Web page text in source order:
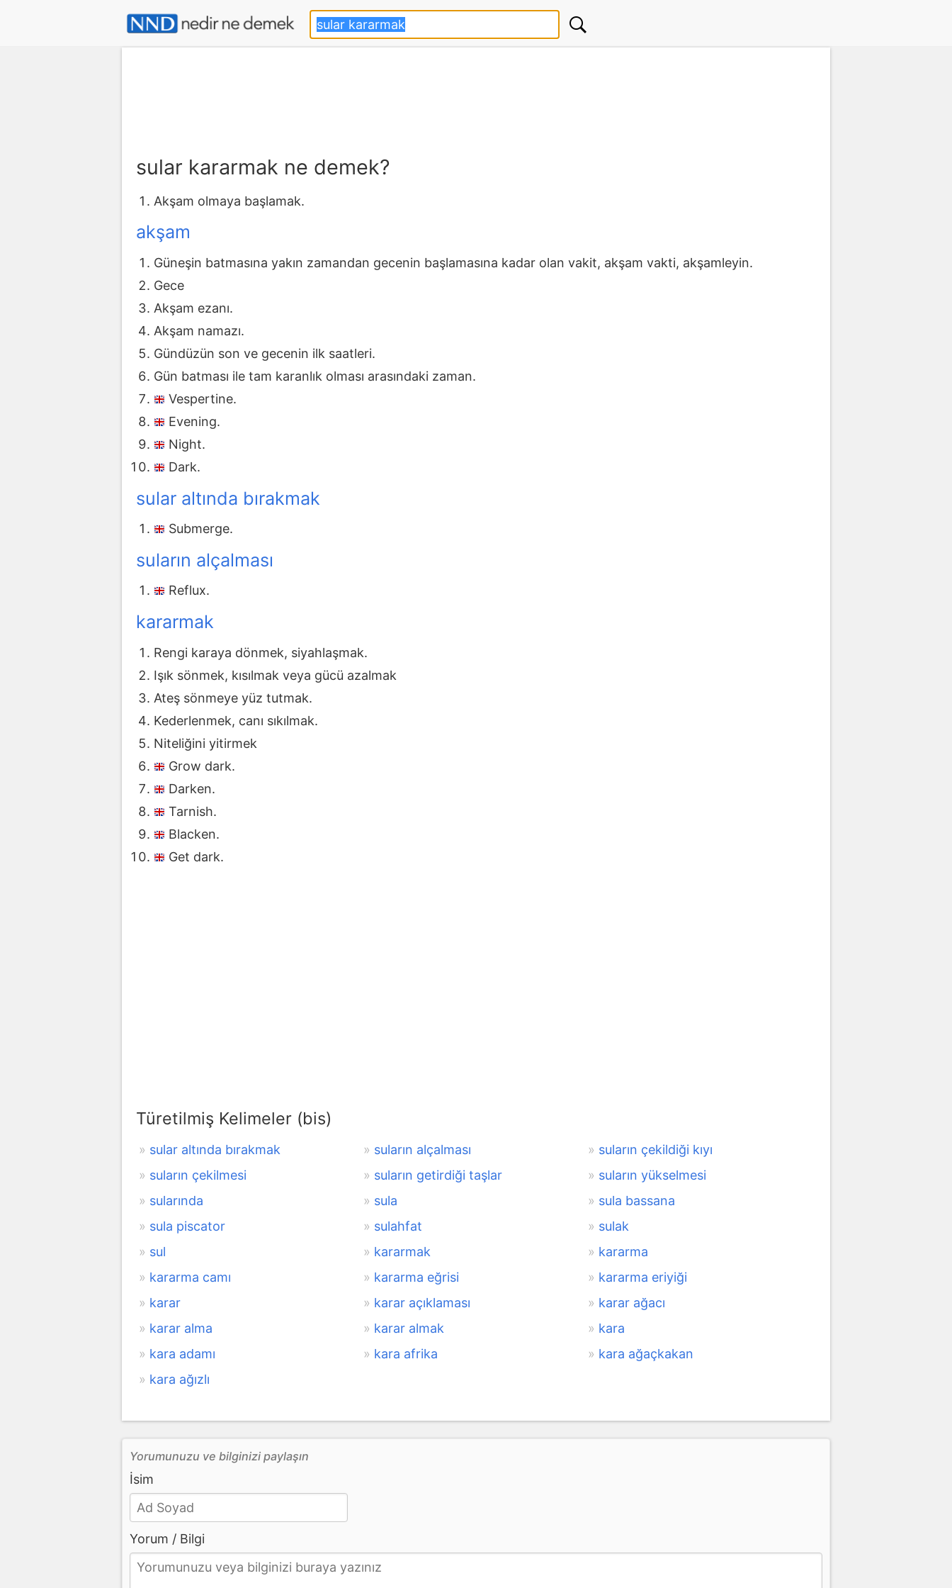
sular kararmak ne demek?
Akşam olmaya başlamak.
akşam
Güneşin batmasına yakın zamandan gecenin başlamasına kadar olan vakit, akşam vakti, akşamleyin.
Gece
Akşam ezanı.
Akşam namazı.
Gündüzün son ve gecenin ilk saatleri.
Gün batması ile tam karanlık olması arasındaki zaman.
Vespertine.
Evening.
Night.
Dark.
sular altında bırakmak
Submerge.
suların alçalması
Reflux.
kararmak
Rengi karaya dönmek, siyahlaşmak.
Işık sönmek, kısılmak veya gücü azalmak
Ateş sönmeye yüz tutmak.
Kederlenmek, canı sıkılmak.
Niteliğini yitirmek
Grow dark.
Darken.
Tarnish.
Blacken.
Get dark.
Türetilmiş Kelimeler (bis)
sular altında bırakmak suların alçalması
suların çekildiği kıyı
suların çekilmesi
suların getirdiği taşlar
suların yükselmesi
sularında
sula
sula bassana
sula piscator
sulahfat
sulak
sul
kararmak
kararma
kararma camı
kararma eğrisi
kararma eriyiği
karar
karar açıklaması
karar ağacı
karar alma
karar almak
kara
kara adamı
kara afrika
kara ağaçkakan
kara ağızlı
Yorumunuzu ve bilginizi paylaşın
İsim
Yorum / Bilgi